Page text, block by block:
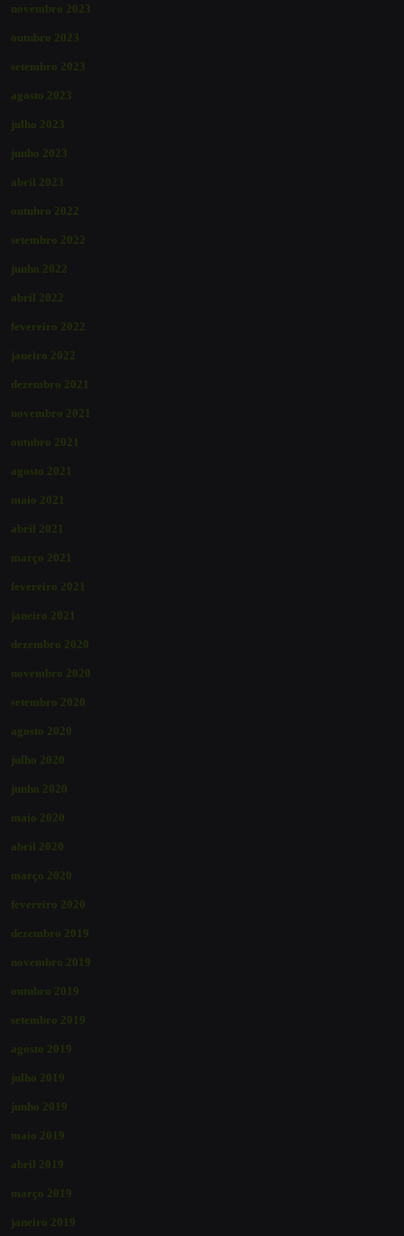
novembro 2023
outubro 2023
setembro 2023
agosto 2023
julho 2023
junho 2023
abril 2023
outubro 2022
setembro 2022
junho 2022
abril 2022
fevereiro 2022
janeiro 2022
dezembro 2021
novembro 2021
outubro 2021
agosto 2021
maio 2021
abril 2021
março 2021
fevereiro 2021
janeiro 2021
dezembro 2020
novembro 2020
setembro 2020
agosto 2020
julho 2020
junho 2020
maio 2020
abril 2020
março 2020
fevereiro 2020
dezembro 2019
novembro 2019
outubro 2019
setembro 2019
agosto 2019
julho 2019
junho 2019
maio 2019
abril 2019
março 2019
janeiro 2019